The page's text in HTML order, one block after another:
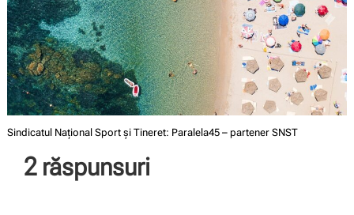
Sindicatul Național Sport și Tineret: Paralela45 – partener SNST
2 răspunsuri